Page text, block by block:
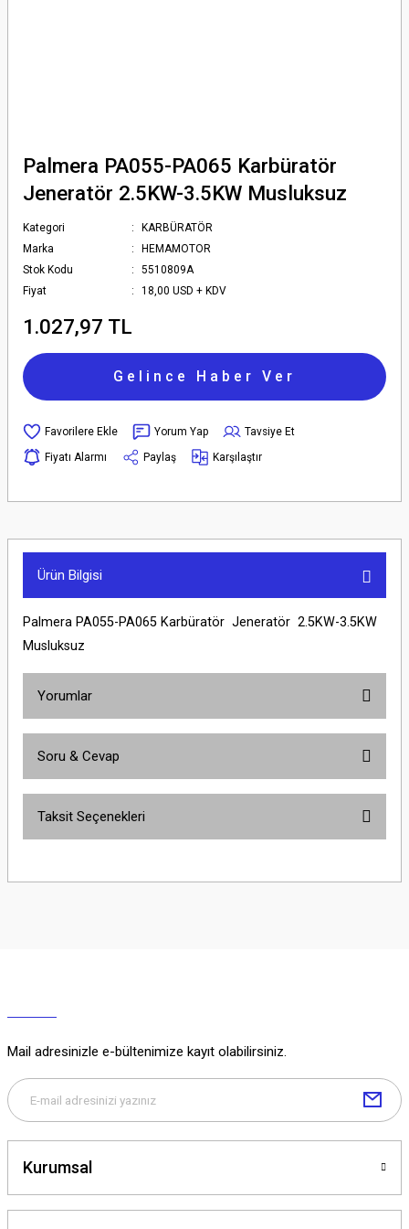
Palmera PA055-PA065 Karbüratör
Jeneratör 2.5KW-3.5KW Musluksuz
Kategori
KARBÜRATÖR
Marka
HEMAMOTOR
Stok Kodu
5510809A
Fiyat
18,00 USD + KDV
1.027,97 TL
Gelince Haber Ver
Yorum Yap
Tavsiye Et
Fiyatı Alarmı
Paylaş Karşılaştır
Ürün Bilgisi
Palmera PA055-PA065 Karbüratör Jeneratör 2.5KW-3.5KW
Musluksuz
Yorumlar
Soru & Cevap
Soru Sor
Taksit Seçenekleri
Mail adresinizle e-bültenimize kayıt olabilirsiniz.
Kurumsal